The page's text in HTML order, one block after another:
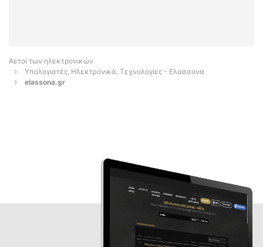
Αετοί των ηλεκτρονικών
Υπολογιστές, Ηλεκτρονικά, Τεχνολογίες - Ελασσονα
elassona.gr